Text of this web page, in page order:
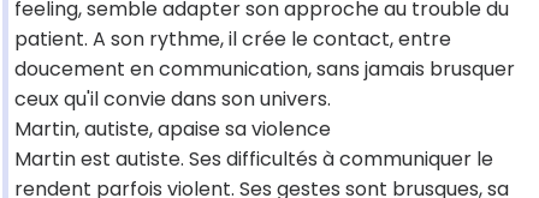
feeling, semble adapter son approche au trouble du
patient. A son rythme, il crée le contact, entre
doucement en communication, sans jamais brusquer
ceux qu'il convie dans son univers.
Martin, autiste, apaise sa violence
Martin est autiste. Ses difficultés à communiquer le
rendent parfois violent. Ses gestes sont brusques, sa